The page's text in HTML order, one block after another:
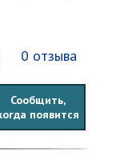
0 отзыва
Сообщить,
появится